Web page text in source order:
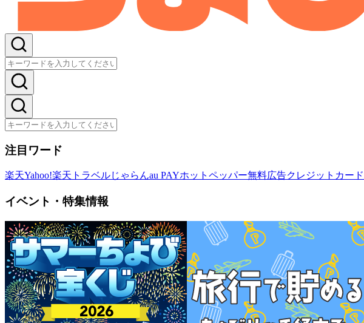
注目ワード
楽天Yahoo!楽天トラベルじゃらんau PAYホットペッパー無料広告クレジットカード
イベント・特集情報